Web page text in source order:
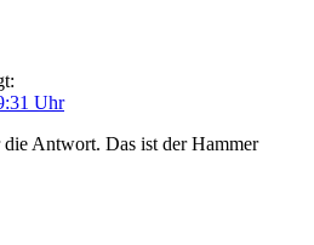
Uhr
Antwort. Das ist der Hammer